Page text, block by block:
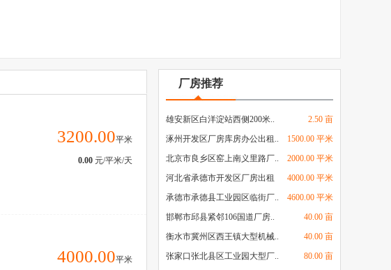
3200.00平米
0.00 元/平米/天
4000.00平米
厂房推荐
雄安新区白洋淀站西侧200米..
2.50 亩
涿州开发区厂房库房办公出租..
1500.00 平米
北京市良乡区窑上南义里路厂..
2000.00 平米
河北省承德市开发区厂房出租
4000.00 平米
承德市承德县工业园区临街厂..
4600.00 平米
邯郸市邱县紧邻106国道厂房..
40.00 亩
衡水市冀州区西王镇大型机械..
40.00 亩
张家口张北县区工业园大型厂..
80.00 亩